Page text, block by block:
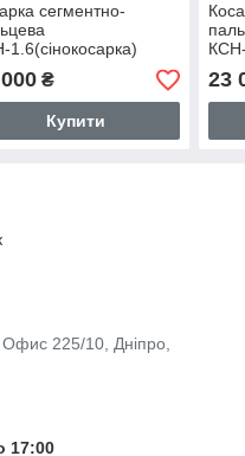
сегментно-
1.6(сінокосарка)
₴
Купити
ЗРП
23
225/10, Дніпро,
17:00